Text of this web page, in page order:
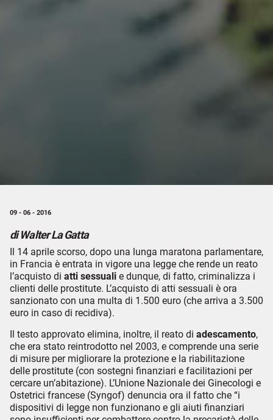
09 - 06 - 2016
di Walter La Gatta
Il 14 aprile scorso, dopo una lunga maratona parlamentare,
in Francia è entrata in vigore una legge che rende un reato
l’acquisto di atti sessuali e dunque, di fatto, criminalizza i
clienti delle prostitute. L’acquisto di atti sessuali è ora
sanzionato con una multa di 1.500 euro (che arriva a 3.500
euro in caso di recidiva).
Il testo approvato elimina, inoltre, il reato di adescamento,
che era stato reintrodotto nel 2003, e comprende una serie
di misure per migliorare la protezione e la riabilitazione
delle prostitute (con sostegni finanziari e facilitazioni per
cercare un’abitazione). L’Unione Nazionale dei Ginecologi e
Ostetrici francese (Syngof) denuncia ora il fatto che “i
dispositivi di legge non funzionano e gli aiuti finanziari